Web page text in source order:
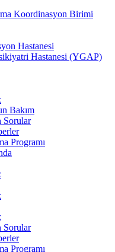
Koordinasyon Birimi
Hastanesi
Hastanesi (YGAP)
Bakım
Sorular
Programı
Sorular
Programı